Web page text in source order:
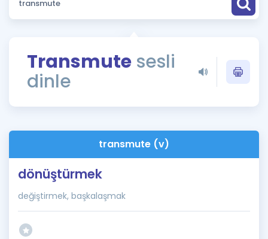
ÖSYM Sınav Takvimi
Kampanyalar
İngilizce Gramer
Transmute sesli
dinle
transmute (v)
dönüştürmek
değiştirmek, başkalaşmak